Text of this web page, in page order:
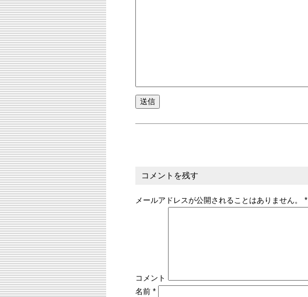
コメントを残す
メールアドレスが公開されることはありません。 *
コメント
名前 *